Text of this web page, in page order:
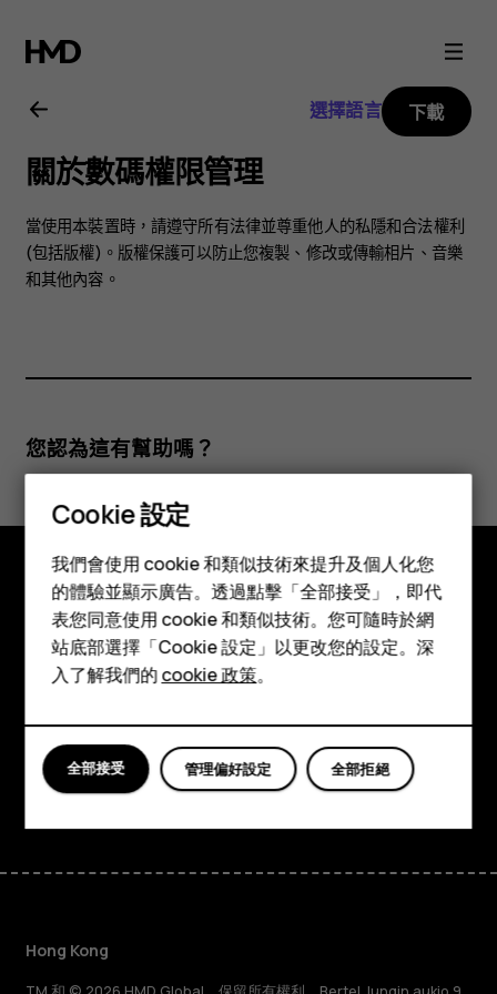
Nokia
5.3
用
戶
指
智慧型手機
功能型手機
配件
平板電腦
選擇語言 下載
關於數碼權限管理
當使用本裝置時，請遵守所有法律並尊重他人的私隱和合法權利
(包括版權)。版權保護可以防止您複製、修改或傳輸相片、音樂
和其他內容。
您認為這有幫助嗎？
是 否
探索
關於
支援
FacebookInstagram
TiktokYoutubeLinkedinDiscord
Hong Kong
Cookie 設定
我們會使用 cookie 和類似技術來提升及個人化您
的體驗並顯示廣告。透過點擊「全部接受」，即代
表您同意使用 cookie 和類似技術。您可隨時於網
站底部選擇「Cookie 設定」以更改您的設定。深
入了解我們的cookie 政策。
全部拒絕
管理偏好設定
全部接受